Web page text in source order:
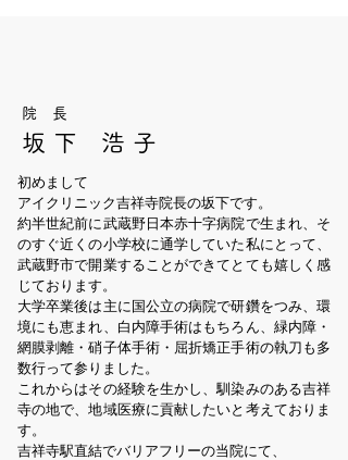
院 長
坂 下 浩 子
初めまして
アイクリニック吉祥寺院長の坂下です。
約半世紀前に武蔵野日本赤十字病院で生まれ、そ
のすぐ近くの小学校に通学していた私にとって、
武蔵野市で開業することができてとても嬉しく感
じております。
大学卒業後は主に国公立の病院で研鑽をつみ、環
境にも恵まれ、 白内障手術はもちろん、 緑内障・
網膜剥離・硝子体手術・屈折矯正手術の執刀も多
数行って参りました。
これからはその経験を生かし、馴染みのある吉祥
寺の地で、地域医療に貢献したいと考えておりま
す。
吉祥寺駅直結でバリアフリーの当院にて、